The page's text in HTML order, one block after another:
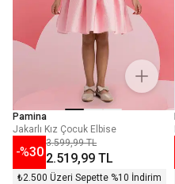
Pamina
Jakarlı Kız Çocuk Elbise
-%30
3.599,99 TL
2.519,99 TL
₺2.500 Üzeri Sepette %10 İndirim